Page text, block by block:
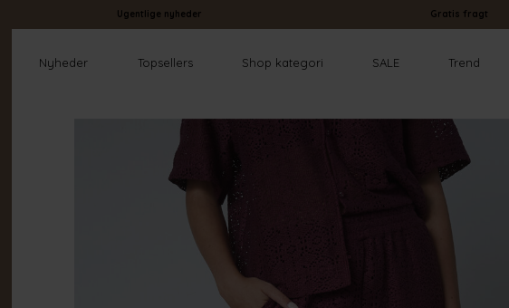
Ugentlige nyheder Gratis fragt
Nyheder Topsellers Shop kategori SALE Trend